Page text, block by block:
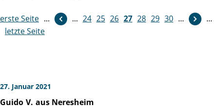
erste Seite ... ... 24 25 26 27 28 29 30 ...
weiter
...
letzte Seite
27. Januar 2021
Guido V. aus Neresheim